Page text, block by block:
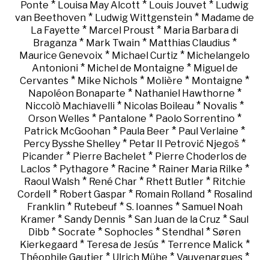
Ponte * Louisa May Alcott * Louis Jouvet * Ludwig
van Beethoven * Ludwig Wittgenstein * Madame de
La Fayette * Marcel Proust * Maria Barbara di
Braganza* Mark Twain* Matthias Claudius*
Maurice Genevoix * Michael Curtiz * Michelangelo
Antonioni* Michel de Montaigne * Miguel de
Cervantes * Mike Nichols * Molière * Montaigne *
Napoléon Bonaparte * Nathaniel Hawthorne *
Niccolò Machiavelli * Nicolas Boileau * Novalis *
Orson Welles* Pantalone * Paolo Sorrentino *
Patrick McGoohan * Paula Beer * Paul Verlaine *
Percy Bysshe Shelley * Petar II Petrović Njegoš *
Picander * Pierre Bachelet * Pierre Choderlos de
Laclos* Pythagore * Racine * Rainer Maria Rilke *
Raoul Walsh* René Char* Rhett Butler* Ritchie
Cordell * Robert Gaspar* Romain Rolland* Rosalind
Franklin* Rutebeuf* S. Ioannes* Samuel Noah
Kramer * Sandy Dennis * San Juan de la Cruz * Saul
Dibb * Socrate * Sophocles * Stendhal * Søren
Kierkegaard* Teresa de Jesús* Terrence Malick *
Théophile Gautier * Ulrich Mühe * Vauvenargues *